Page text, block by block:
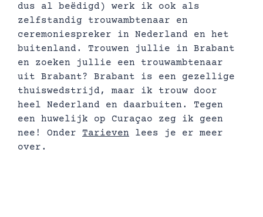
dus al beëdigd) werk ik ook als
zelfstandig trouwambtenaar en
ceremoniespreker in Nederland en het
buitenland. Trouwen jullie in Brabant
en zoeken jullie een trouwambtenaar
uit Brabant? Brabant is een gezellige
thuiswedstrijd, maar ik trouw door
heel Nederland en daarbuiten. Tegen
een huwelijk op Curaçao zeg ik geen
nee! Onder Tarieven lees je er meer
over.